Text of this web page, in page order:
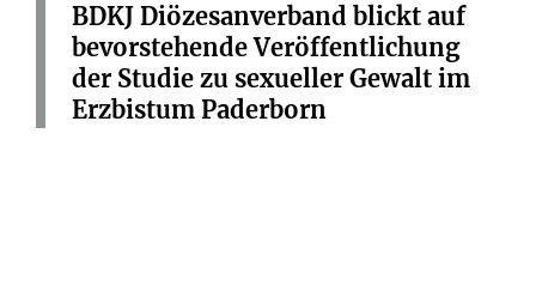
BDKJ Diözesanverband blickt auf
bevorstehende Veröffentlichung
der Studie zu sexueller Gewalt im
Erzbistum Paderborn